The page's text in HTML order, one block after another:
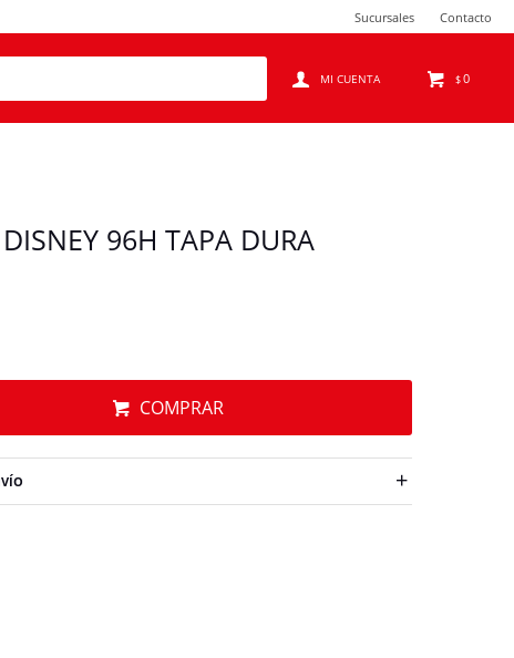
$0
Sucursales Contacto
96H TAPA DURA
COMPRAR